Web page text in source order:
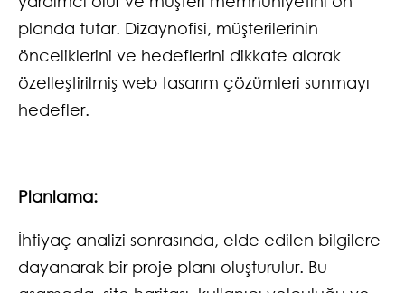
planda tutar. Dizaynofisi, müşterilerinin
önceliklerini ve hedeflerini dikkate alarak
özelleştirilmiş web tasarım çözümleri sunmayı
hedefler.
Planlama:
İhtiyaç analizi sonrasında, elde edilen bilgilere
dayanarak bir proje planı oluşturulur. Bu